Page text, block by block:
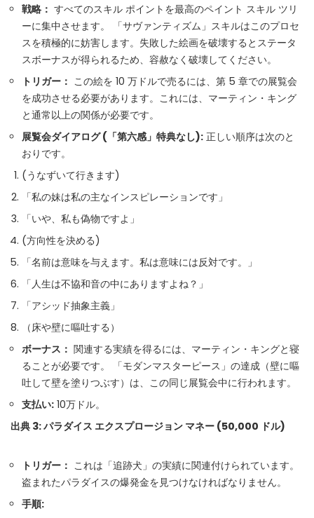
戦略： すべてのスキル ポイントを最高のペイント スキル ツリ
ーに集中させます。 「サヴァンティズム」スキルはこのプロセ
スを積極的に妨害します。失敗した絵画を破壊するとステータ
スボーナスが得られるため、容赦なく破壊してください。
トリガー： この絵を 10 万ドルで売るには、第 5 章での展覧会
を成功させる必要があります。これには、マーティン・キング
と通常以上の関係が必要です。
展覧会ダイアログ (「第六感」特典なし): 正しい順序は次のと
おりです。
(うなずいて行きます)
「私の妹は私の主なインスピレーションです」
「いや、私も偽物ですよ」
(方向性を決める)
「名前は意味を与えます。私は意味には反対です。」
「人生は不協和音の中にありますよね？」
「アシッド抽象主義」
（床や壁に嘔吐する）
ボーナス： 関連する実績を得るには、マーティン・キングと寝
ることが必要です。 「モダンマスターピース」の達成（壁に嘔
吐して壁を塗りつぶす）は、この同じ展覧会中に行われます。
支払い: 10万ドル。
出典 3: パラダイス エクスプロージョン マネー (50,000 ドル)
トリガー： これは「追跡犬」の実績に関連付けられています。
盗まれたパラダイスの爆発金を見つけなければなりません。
手順: